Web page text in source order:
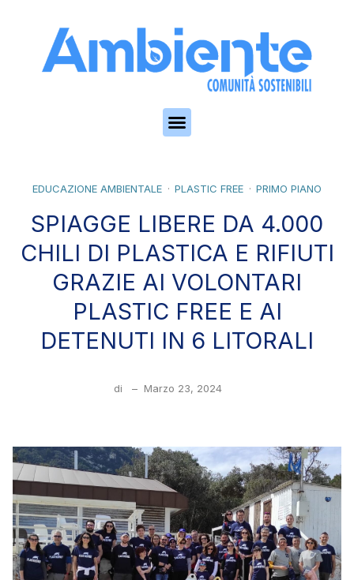
EDUCAZIONE AMBIENTALE PLASTIC FREE PRIMO PIANO
SPIAGGE LIBERE DA 4.000
CHILI DI PLASTICA E RIFIUTI
GRAZIE AI VOLONTARI
PLASTIC FREE E AI
DETENUTI IN 6 LITORALI
di – Marzo 23, 2024